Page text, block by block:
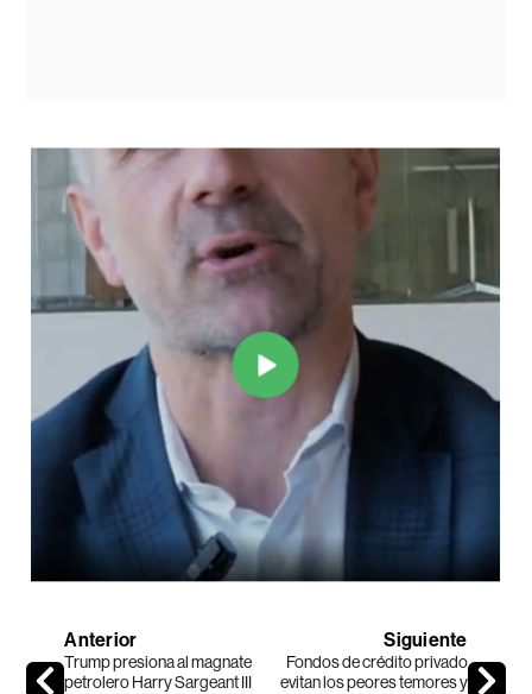
Anterior
Trump presiona al magnate
petrolero Harry Sargeant III
Siguiente
Fondos de crédito privado
evitan los peores temores y